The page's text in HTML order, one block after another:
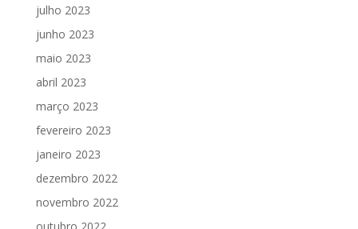
julho 2023
junho 2023
maio 2023
abril 2023
março 2023
fevereiro 2023
janeiro 2023
dezembro 2022
novembro 2022
outubro 2022